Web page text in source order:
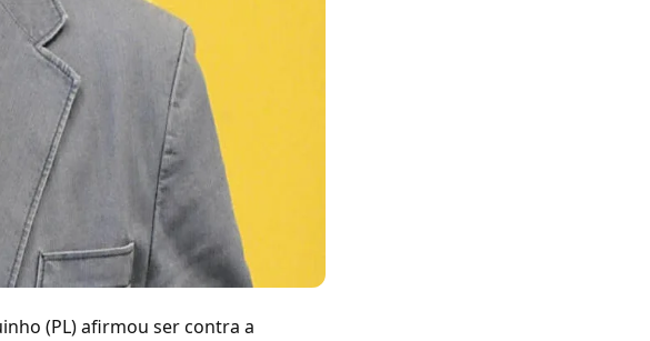
(PL) afirmou ser contra a